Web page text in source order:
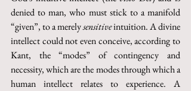
denied to man, who must stick to a manifold
“given”, to a merely sensitive intuition. A divine
intellect could not even conceive, according to
Kant, the “modes” of contingency and
necessity, which are the modes through which a
human intellect relates to experience. A